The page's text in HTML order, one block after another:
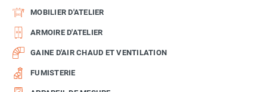
MOBILIER D'ATELIER
ARMOIRE D'ATELIER
GAINE D'AIR CHAUD ET VENTILATION
FUMISTERIE